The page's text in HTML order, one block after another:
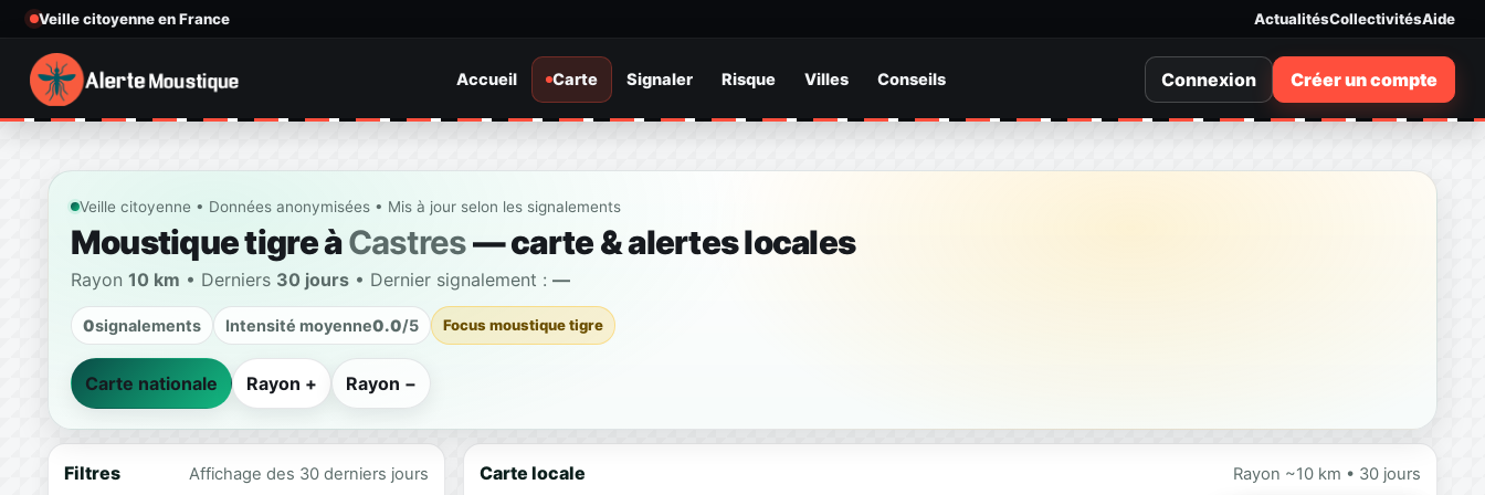
Veille citoyenne en France ActualitésCollectivitésAide
Accueil Carte Signaler Risque Villes Conseils Connexion Créer un compte
Veille citoyenne • Données anonymisées • Mis à jour selon les signalements
Moustique tigre àCastres— carte & alertes locales
Rayon 10 km • Derniers 30 jours• Dernier signalement : —
0signalements Intensité moyenne0.0/5 Focus moustique tigre
Carte nationale Rayon + Rayon −
Filtres Affichage des 30 derniers jours Carte locale Rayon ~10 km • 30 jours